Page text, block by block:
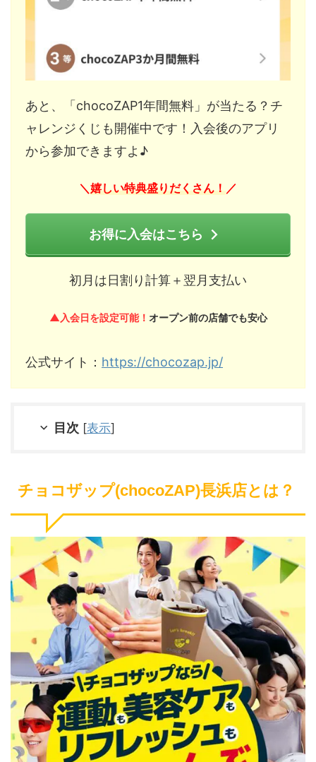
あと、「chocoZAP1年間無料」が当たる？チ
ャレンジくじも開催中です！入会後のアプリ
から参加できますよ♪
＼ 嬉しい特典盛りだくさん！ ／
お得に入会はこちら
初月は日割り計算＋翌月支払い
▲入会日を設定可能！ オープン前の店舗でも安心
公式サイト： https://chocozap.jp/
目次 [表示]
チョコザップ(chocoZAP)長浜店とは？